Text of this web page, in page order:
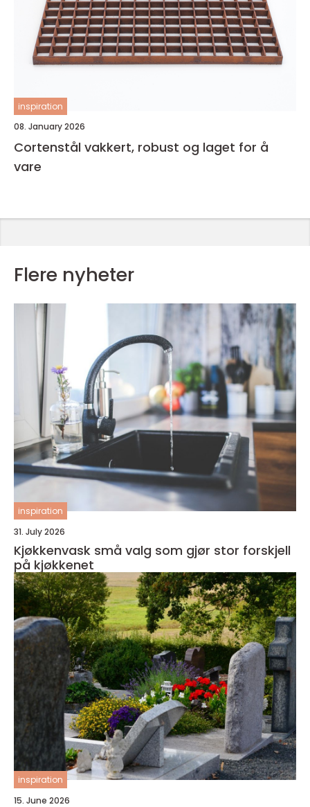
inspiration
08. January 2026
Cortenstål vakkert, robust og laget for å
vare
Flere nyheter
inspiration
31. July 2026
Kjøkkenvask små valg som gjør stor forskjell
på kjøkkenet
inspiration
15. June 2026